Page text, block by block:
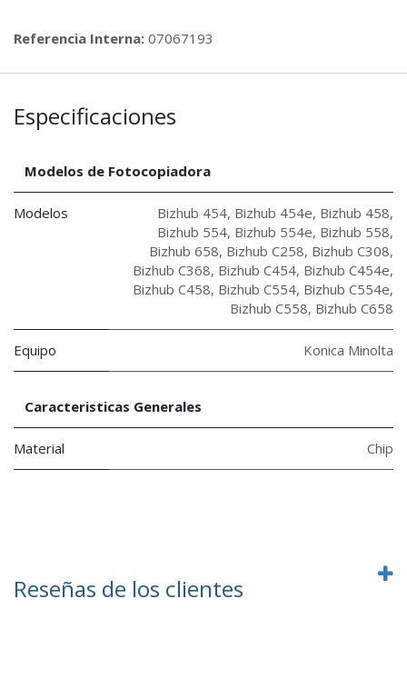
Referencia Interna: 07067193
Especificaciones
Modelos de Fotocopiadora
Modelos Bizhub 454, Bizhub 454e, Bizhub 458,
Bizhub 554, Bizhub 554e, Bizhub 558,
Bizhub 658, Bizhub C258, Bizhub C308,
Bizhub C368, Bizhub C454, Bizhub C454e,
Bizhub C458, Bizhub C554, Bizhub C554e,
Bizhub C558, Bizhub C658
Equipo Konica Minolta
Caracteristicas Generales
Material Chip
Reseñas de los clientes